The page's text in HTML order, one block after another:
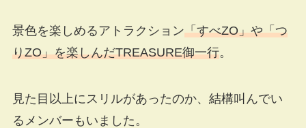
景色を楽しめるアトラクション「すべZO」や「つ
りZO」を楽しんだTREASURE御一行。
見た目以上にスリルがあったのか、結構叫んでい
るメンバーもいました。